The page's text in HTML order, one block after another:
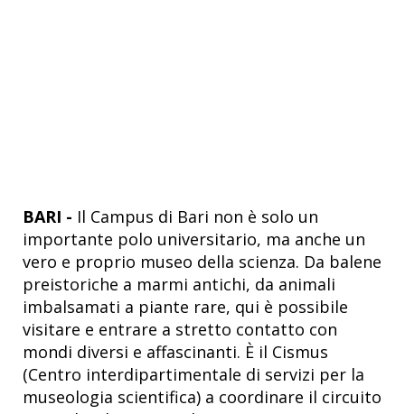
BARI - Il Campus di Bari non è solo un
importante polo universitario, ma anche un
vero e proprio museo della scienza. Da balene
preistoriche a marmi antichi, da animali
imbalsamati a piante rare, qui è possibile
visitare e entrare a stretto contatto con
mondi diversi e affascinanti. È il Cismus
(Centro interdipartimentale di servizi per la
museologia scientifica) a coordinare il circuito